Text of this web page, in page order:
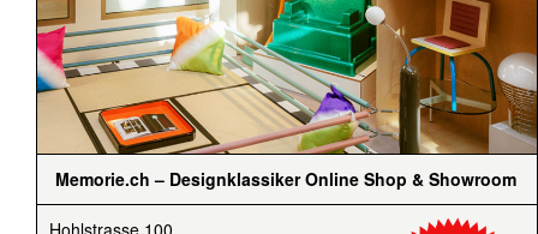
Memorie.ch – Designklassiker Online Shop & Showroom
Hohlstrasse 100